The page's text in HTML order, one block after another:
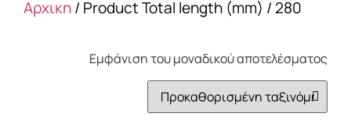
Αρχικη/ Product Total length (mm) / 280
Εμφάνιση του μοναδικού αποτελέσματος